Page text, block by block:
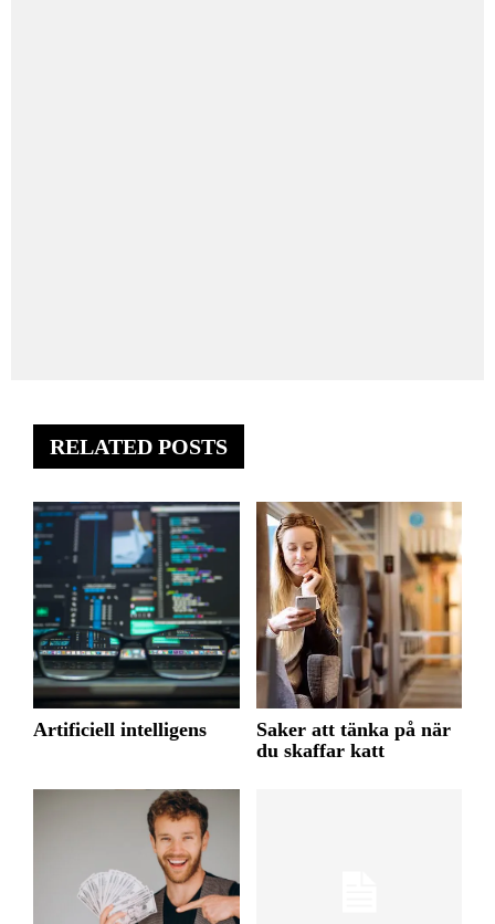
RELATED POSTS
Artificiell intelligens
Saker att tänka på när
du skaffar katt